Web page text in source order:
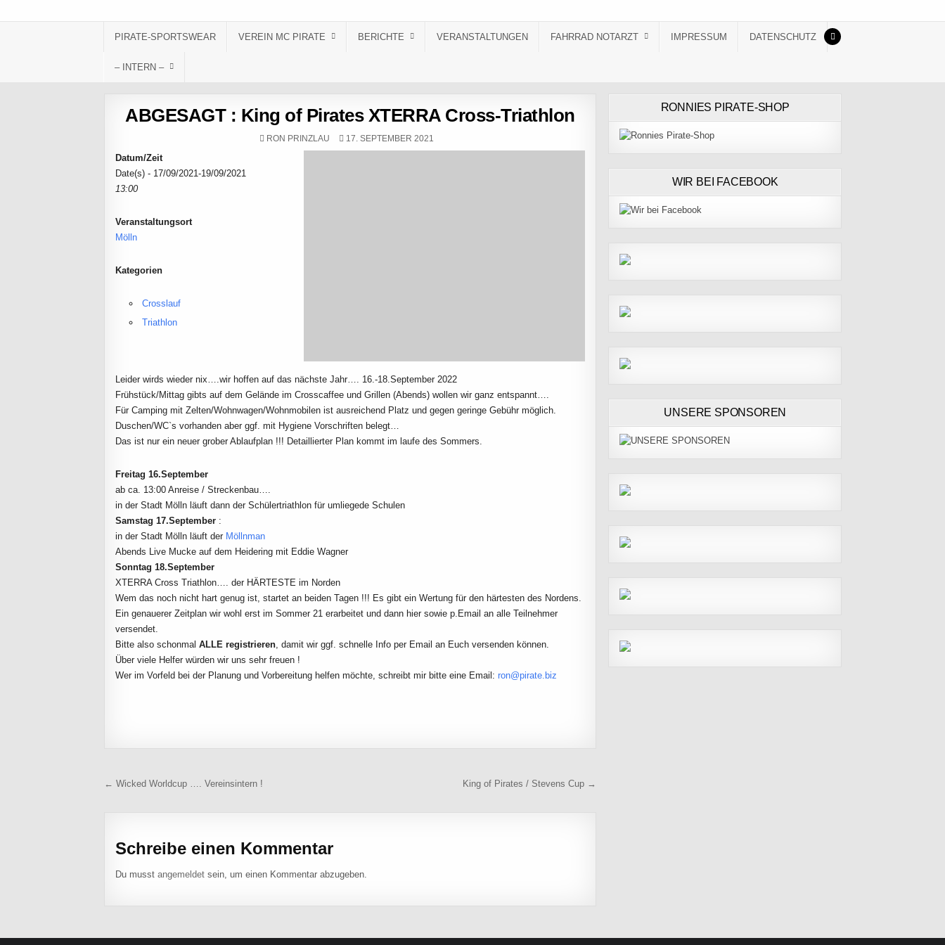
PIRATE-SPORTSWEAR VEREIN MC PIRATE BERICHTE VERANSTALTUNGEN FAHRRAD NOTARZT IMPRESSUM DATENSCHUTZ
– INTERN –
ABGESAGT : King of Pirates XTERRA Cross-Triathlon
AUTHOR:
RON PRINZLAU PUBLISHED DATE:
17. SEPTEMBER 2021
Datum/Zeit
Date(s) - 17/09/2021-19/09/2021
13:00
Veranstaltungsort
Mölln
Kategorien
Crosslauf
Triathlon
Leider wirds wieder nix….wir hoffen auf das nächste Jahr…. 16.-18.September 2022
Frühstück/Mittag gibts auf dem Gelände im Crosscaffee und Grillen (Abends) wollen wir ganz entspannt….
Für Camping mit Zelten/Wohnwagen/Wohnmobilen ist ausreichend Platz und gegen geringe Gebühr möglich.
Duschen/WC`s vorhanden aber ggf. mit Hygiene Vorschriften belegt…
Das ist nur ein neuer grober Ablaufplan !!! Detaillierter Plan kommt im laufe des Sommers.
Freitag 16.September
ab ca. 13:00 Anreise / Streckenbau….
in der Stadt Mölln läuft dann der Schülertriathlon für umliegede Schulen
Samstag 17.September :
in der Stadt Mölln läuft der Möllnman
Abends Live Mucke auf dem Heidering mit Eddie Wagner
Sonntag 18.September
XTERRA Cross Triathlon…. der HÄRTESTE im Norden
Wem das noch nicht hart genug ist, startet an beiden Tagen !!! Es gibt ein Wertung für den härtesten des Nordens.
Ein genauerer Zeitplan wir wohl erst im Sommer 21 erarbeitet und dann hier sowie p.Email an alle Teilnehmer
versendet.
Bitte also schonmalALLE registrieren, damit wir ggf. schnelle Info per Email an Euch versenden können.
Über viele Helfer würden wir uns sehr freuen !
Wer im Vorfeld bei der Planung und Vorbereitung helfen möchte, schreibt mir bitte eine Email:ron@pirate.biz
Beitragsnavigation
← Wicked Worldcup …. Vereinsintern ! King of Pirates / Stevens Cup →
Schreibe einen Kommentar
Du musstangemeldet sein, um einen Kommentar abzugeben.
RONNIES PIRATE-SHOP
WIR BEI FACEBOOK
UNSERE SPONSOREN